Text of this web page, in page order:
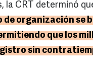
la CRT determinó
de organización se
que los
sin